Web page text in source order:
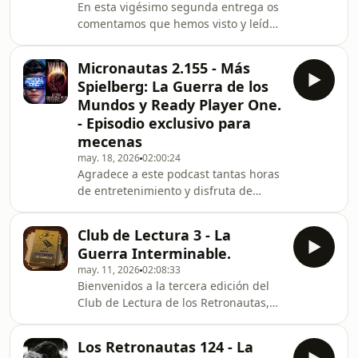
Soñadores" de Theodore Sturgeon.
(0:53:15) - "La Muerte del Caos" de
Joanna Russ. (1:32:45) - "Muero por
Dentro" de Robert Silverberg.
(2:21:30)
En esta vigésimo segunda entrega os
comentamos que hemos visto y leído
habitual junto a Antonio Monfort y
Pablingo. En esta ocasión hablamos
de: - Un viaje a otros mundos. (novela)
- Weapons. (película) - El mañana y yo.
(serie) - We3. (cómic) - Jugando a
bolos con cadaveres. (cómic) - The
cured. (película) - Proyecto Hail Mary.
(novela y
Micronautas 2.155 - Más
Spielberg: La Guerra de los
Mundos y Ready Player One.
- Episodio exclusivo para
mecenas
may. 18, 202602:00:24
Agradece a este podcast tantas horas
de entretenimiento y disfruta de
complemento a nuestro programa
dedicado al director de cine Steven
Spielberg os ofrecemos este
Micronautas en el que analizamos y
comentamos otras dos de sus
películas relacionadas con la C-F: "La
Guerra de los Mundos" (2005) y
Club de Lectura 3 - La
Guerra Interminable.
may. 11, 202602:08:33
Bienvenidos a la tercera edición del
Club de Lectura de los Retronautas,
oyentes toman la palabra. En esta
Los Retronautas 124 - La